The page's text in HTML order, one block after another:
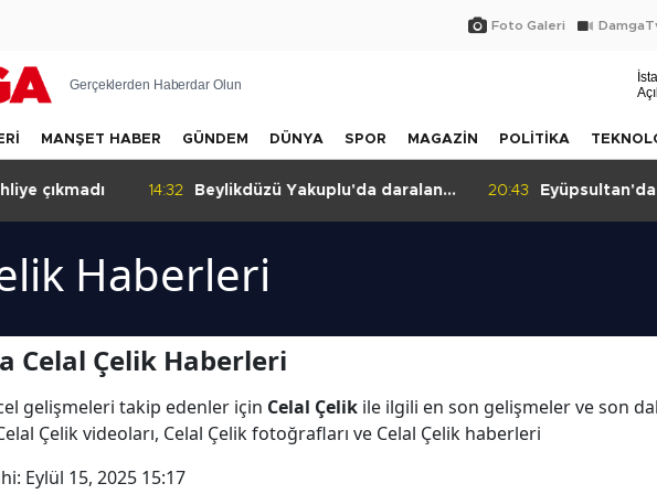
Foto Galeri
Gerçeklerden Haberdar Olun
MANŞET HABER GÜNDEM DÜNYA SPOR MAGAZİN POLİTİKA
çıkmadı 14:32
Beylikdüzü Yakuplu'da daralan
20:43
Haberleri
Celal Çelik Haberleri
gelişmeleri takip edenler için Celal Çelik ile ilgili en son gelişmeler ve son
Çelik videoları, Celal Çelik fotoğrafları ve Celal Çelik haberleri
Eylül 15, 2025 15:17